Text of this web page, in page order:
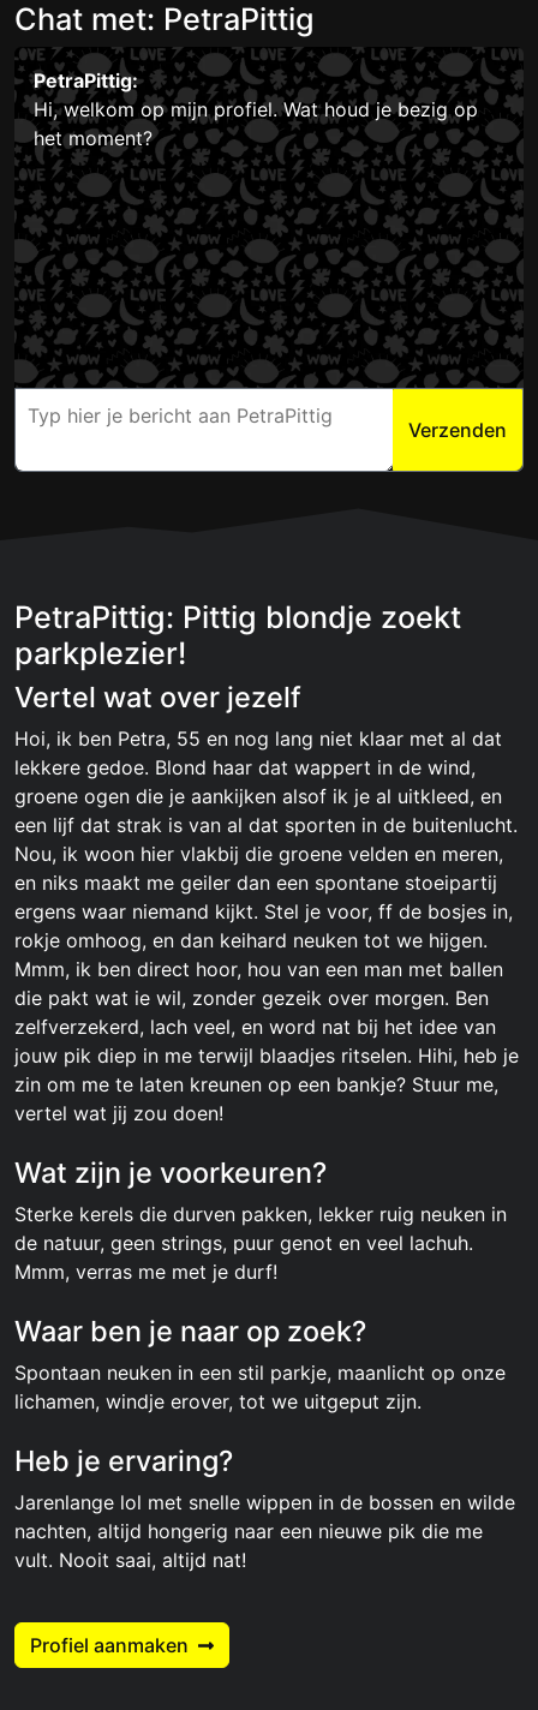
Chat met: PetraPittig
PetraPittig:
Hi, welkom op mijn profiel. Wat houd je bezig op
het moment?
Verzenden
PetraPittig: Pittig blondje zoekt
parkplezier!
Vertel wat over jezelf
Hoi, ik ben Petra, 55 en nog lang niet klaar met al dat
lekkere gedoe. Blond haar dat wappert in de wind,
groene ogen die je aankijken alsof ik je al uitkleed, en
een lijf dat strak is van al dat sporten in de buitenlucht.
Nou, ik woon hier vlakbij die groene velden en meren,
en niks maakt me geiler dan een spontane stoeipartij
ergens waar niemand kijkt. Stel je voor, ff de bosjes in,
rokje omhoog, en dan keihard neuken tot we hijgen.
Mmm, ik ben direct hoor, hou van een man met ballen
die pakt wat ie wil, zonder gezeik over morgen. Ben
zelfverzekerd, lach veel, en word nat bij het idee van
jouw pik diep in me terwijl blaadjes ritselen. Hihi, heb je
zin om me te laten kreunen op een bankje? Stuur me,
vertel wat jij zou doen!
Wat zijn je voorkeuren?
Sterke kerels die durven pakken, lekker ruig neuken in
de natuur, geen strings, puur genot en veel lachuh.
Mmm, verras me met je durf!
Waar ben je naar op zoek?
Spontaan neuken in een stil parkje, maanlicht op onze
lichamen, windje erover, tot we uitgeput zijn.
Heb je ervaring?
Jarenlange lol met snelle wippen in de bossen en wilde
nachten, altijd hongerig naar een nieuwe pik die me
vult. Nooit saai, altijd nat!
Profiel aanmaken